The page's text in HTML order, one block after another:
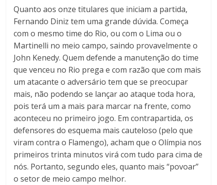
Quanto aos onze titulares que iniciam a partida,
Fernando Diniz tem uma grande dúvida. Começa
com o mesmo time do Rio, ou com o Lima ou o
Martinelli no meio campo, saindo provavelmente o
John Kenedy. Quem defende a manutenção do time
que venceu no Rio prega e com razão que com mais
um atacante o adversário tem que se preocupar
mais, não podendo se lançar ao ataque toda hora,
pois terá um a mais para marcar na frente, como
aconteceu no primeiro jogo. Em contrapartida, os
defensores do esquema mais cauteloso (pelo que
viram contra o Flamengo), acham que o Olímpia nos
primeiros trinta minutos virá com tudo para cima de
nós. Portanto, segundo eles, quanto mais “povoar”
o setor de meio campo melhor.